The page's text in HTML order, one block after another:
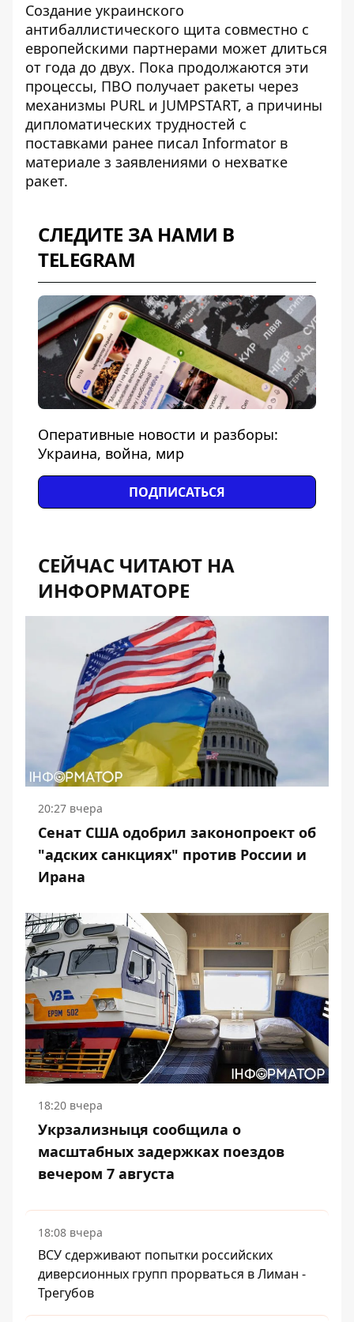
Создание украинского
антибаллистического щита совместно с
европейскими партнерами может длиться
от года до двух. Пока продолжаются эти
процессы, ПВО получает ракеты через
механизмы PURL и JUMPSTART, а причины
дипломатических трудностей с
поставками ранее писал Informator в
материале з заявлениями о нехватке
ракет.
СЛЕДИТЕ ЗА НАМИ В
TELEGRAM
Оперативные новости и разборы:
Украина, война, мир
ПОДПИСАТЬСЯ
СЕЙЧАС ЧИТАЮТ НА
ИНФОРМАТОРЕ
20:27 вчера
Сенат США одобрил законопроект об
"адских санкциях" против России и
Ирана
18:20 вчера
Укрзализныця сообщила о
масштабных задержках поездов
вечером 7 августа
18:08 вчера
ВСУ сдерживают попытки российских
диверсионных групп прорваться в Лиман -
Трегубов